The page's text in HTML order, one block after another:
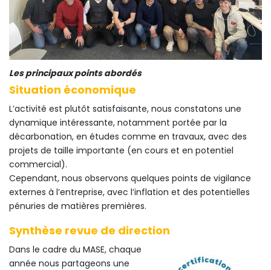
Les principaux points abordés
Situation économique
L’activité est plutôt satisfaisante, nous constatons une
dynamique intéressante, notamment portée par la
décarbonation, en études comme en travaux, avec des
projets de taille importante (en cours et en potentiel
commercial).
Cependant, nous observons quelques points de vigilance
externes à l’entreprise, avec l’inflation et des potentielles
pénuries de matières premières.
Synthèse revue de direction
Dans le cadre du MASE, chaque
année nous partageons une